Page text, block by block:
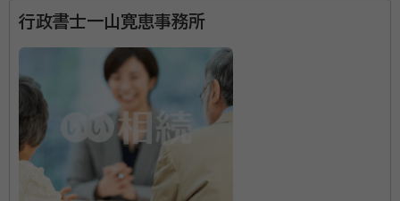
行政書士一山寛恵事務所